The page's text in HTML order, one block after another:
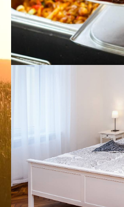
U Toníčka -
www stránky pro